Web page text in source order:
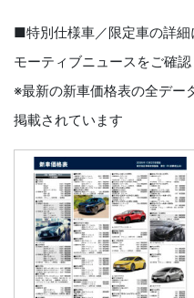
■特別仕様車／限定車の詳細
モーティブニュースをご確認
※最新の新車価格表の全デー
掲載されています